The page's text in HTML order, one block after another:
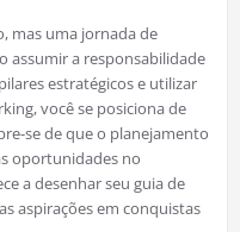
mas uma jornada de
assumir a responsabilidade
estratégicos e utilizar
você se posiciona de
se de que o planejamento
oportunidades no
a desenhar seu guia de
aspirações em conquistas